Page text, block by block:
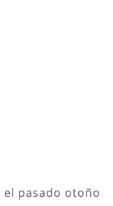
el pasado otoño